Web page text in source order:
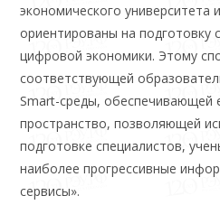
экономического университета
ориентированы на подготовку
цифровой экономики. Этому
соответствующей
Smart-среды, обеспечивающей
пространство, позволяющей
подготовке специалистов,
наиболее прогрессивные
сервисы».